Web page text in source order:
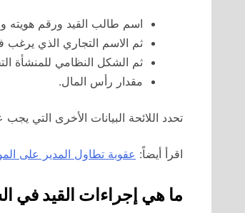
اسم طالب القيد ورقم هويته
ثم الاسم التجاري الذي يرغب
ثم الشكل النظامي للمنشأة
مقدار رأس المال.
تحدد اللائحة البيانات الأخرى التي
اقرأ أيضاً: عقوبة تطاول المدير على
ما هي إجراءات القيد في